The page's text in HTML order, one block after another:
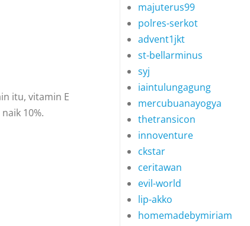
itu, vitamin E
10%.
majuterus99
polres-serkot
advent1jkt
st-bellarminus
syj
iaintulungagung
mercubuanayogya
thetransicon
innoventure
ckstar
ceritawan
evil-world
lip-akko
homemadebymiriam